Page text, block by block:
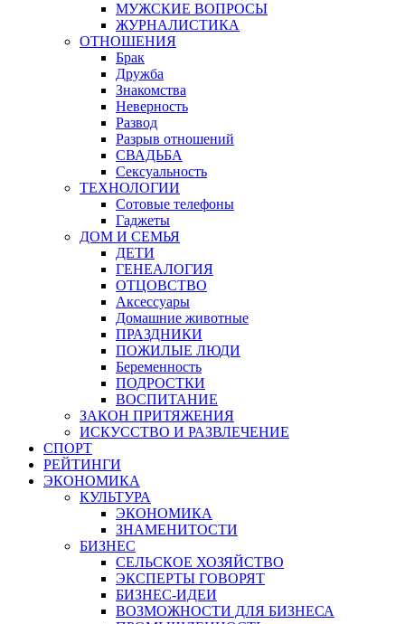
МУЖСКИЕ ВОПРОСЫ
ЖУРНАЛИСТИКА
ОТНОШЕНИЯ
Брак
Дружба
Знакомства
Неверность
Развод
Разрыв отношений
СВАДЬБА
Сексуальность
ТЕХНОЛОГИИ
Сотовые телефоны
Гаджеты
ДОМ И СЕМЬЯ
ДЕТИ
ГЕНЕАЛОГИЯ
ОТЦОВСТВО
Аксессуары
Домашние животные
ПРАЗДНИКИ
ПОЖИЛЫЕ ЛЮДИ
Беременность
ПОДРОСТКИ
ВОСПИТАНИЕ
ЗАКОН ПРИТЯЖЕНИЯ
ИСКУССТВО И РАЗВЛЕЧЕНИЕ
СПОРТ
РЕЙТИНГИ
ЭКОНОМИКА
КУЛЬТУРА
ЭКОНОМИКА
ЗНАМЕНИТОСТИ
БИЗНЕС
СЕЛЬСКОЕ ХОЗЯЙСТВО
ЭКСПЕРТЫ ГОВОРЯТ
БИЗНЕС-ИДЕИ
ВОЗМОЖНОСТИ ДЛЯ БИЗНЕСА